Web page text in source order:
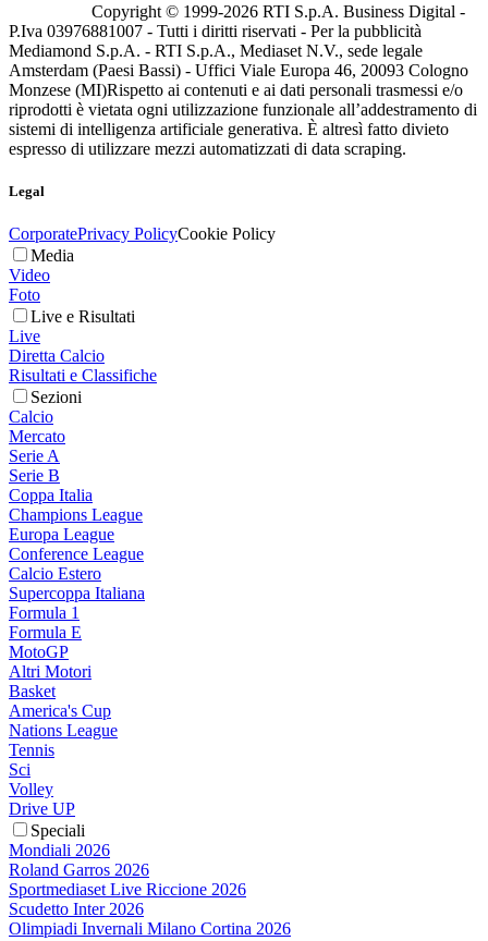
Copyright © 1999-2026 RTI S.p.A. Business Digital -
P.Iva 03976881007 - Tutti i diritti riservati - Per la pubblicità
Mediamond S.p.A. - RTI S.p.A., Mediaset N.V., sede legale
Amsterdam (Paesi Bassi) - Uffici Viale Europa 46, 20093 Cologno
Monzese (MI)Rispetto ai contenuti e ai dati personali trasmessi e/o
riprodotti è vietata ogni utilizzazione funzionale all’addestramento di
sistemi di intelligenza artificiale generativa. È altresì fatto divieto
espresso di utilizzare mezzi automatizzati di data scraping.
Legal
CorporatePrivacy PolicyCookie Policy
Media
Video
Foto
Live e Risultati
Live
Diretta Calcio
Risultati e Classifiche
Sezioni
Calcio
Mercato
Serie A
Serie B
Coppa Italia
Champions League
Europa League
Conference League
Calcio Estero
Supercoppa Italiana
Formula 1
Formula E
MotoGP
Altri Motori
Basket
America's Cup
Nations League
Tennis
Sci
Volley
Drive UP
Speciali
Mondiali 2026
Roland Garros 2026
Sportmediaset Live Riccione 2026
Scudetto Inter 2026
Olimpiadi Invernali Milano Cortina 2026